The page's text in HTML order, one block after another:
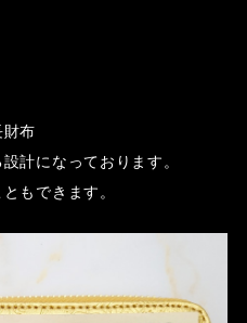
布
計になっております。
もできます。